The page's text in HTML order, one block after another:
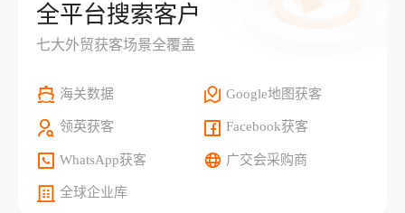
全平台搜索客户
七大外贸获客场景全覆盖
海关数据 Google地图获客
领英获客 Facebook获客
WhatsApp获客 广交会采购商
全球企业库